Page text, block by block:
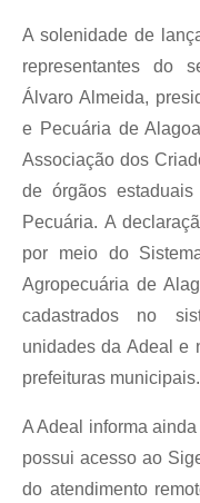
A solenidade de
representantes do
Álvaro Almeida,
e Pecuária de
Associação dos
de órgãos
Pecuária. A
por meio do
Agropecuária de
cadastrados no
unidades da Adeal e
prefeituras municipais.
A Adeal informa
possui acesso ao
do atendimento